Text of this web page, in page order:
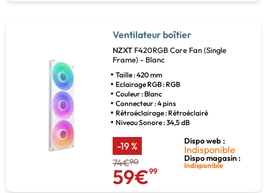
Ventilateur boîtier
NZXT F420RGB Core Fan (Single
Frame) - Blanc
Taille : 420 mm
Eclairage RGB : RGB
Couleur : Blanc
Connecteur : 4 pins
Rétroéclairage : Rétroéclairé
Niveau Sonore : 34,5 dB
-19 %
74€90
59€99
Dispo web :
Indisponible
Dispo magasin :
Indisponible